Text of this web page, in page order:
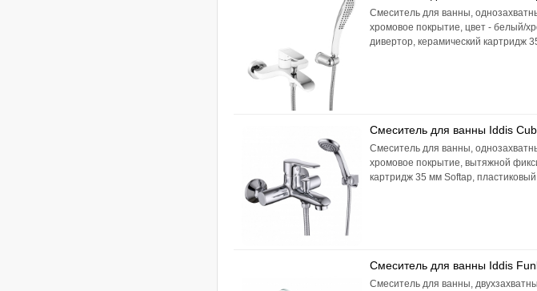
Смеситель для ванны,
хромовое покрытие, цвет - белый/
дивертор, керамический картридж
Смеситель для ванны Iddis
Смеситель для ванны,
хромовое покрытие, вытяжной
картридж 35 мм Softap,
Смеситель для ванны Iddis
Смеситель для ванны,